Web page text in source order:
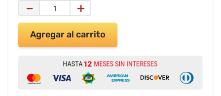
＋
－
Agregar al carrito